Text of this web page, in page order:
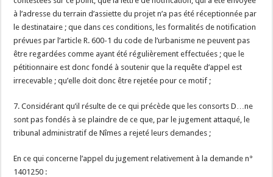
à l’adresse du terrain d’assiette du projet n’a pas été réceptionnée par
le destinataire ; que dans ces conditions, les formalités de notification
prévues par l’article R. 600-1 du code de l’urbanisme ne peuvent pas
être regardées comme ayant été régulièrement effectuées ; que le
pétitionnaire est donc fondé à soutenir que la requête d’appel est
irrecevable ; qu’elle doit donc être rejetée pour ce motif ;
7. Considérant qu’il résulte de ce qui précède que les consorts D…ne
sont pas fondés à se plaindre de ce que, par le jugement attaqué, le
tribunal administratif de Nîmes a rejeté leurs demandes ;
En ce qui concerne l’appel du jugement relativement à la demande n°
1401250 :